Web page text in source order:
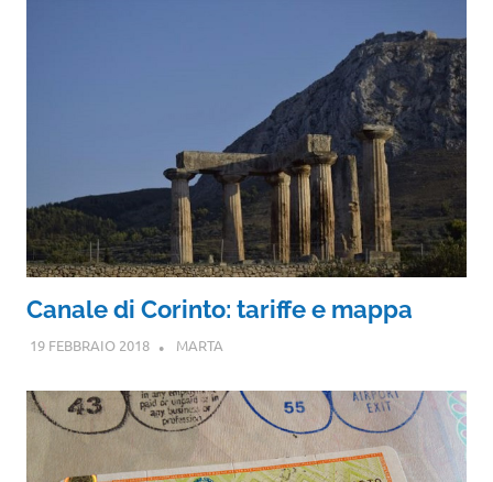
Canale di Corinto: tariffe e mappa
19 FEBBRAIO 2018 MARTA